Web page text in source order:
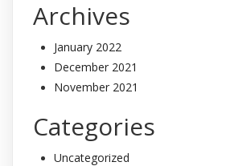
Archives
January 2022
December 2021
November 2021
Categories
Uncategorized